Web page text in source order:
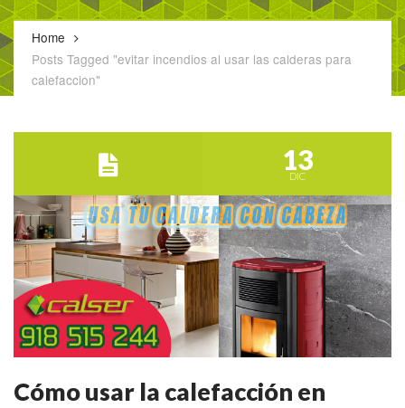
Home
Posts Tagged "evitar incendios al usar las calderas para
calefaccion"
13
DIC
Cómo usar la calefacción en